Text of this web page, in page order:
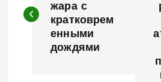
в
жара с
кратковрем
енными
дождями